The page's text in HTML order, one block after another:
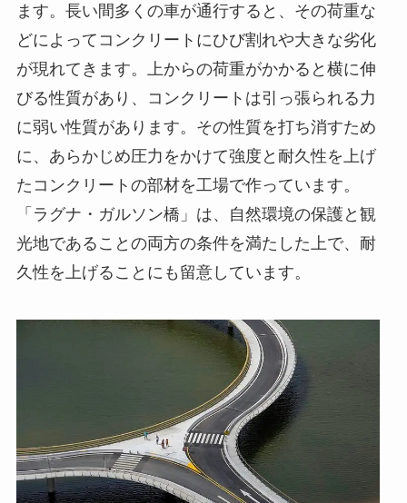
ます。長い間多くの車が通行すると、その荷重な
どによってコンクリートにひび割れや大きな劣化
が現れてきます。上からの荷重がかかると横に伸
びる性質があり、コンクリートは引っ張られる力
に弱い性質があります。その性質を打ち消すため
に、あらかじめ圧力をかけて強度と耐久性を上げ
たコンクリートの部材を工場で作っています。
「ラグナ・ガルソン橋」は、自然環境の保護と観
光地であることの両方の条件を満たした上で、耐
久性を上げることにも留意しています。